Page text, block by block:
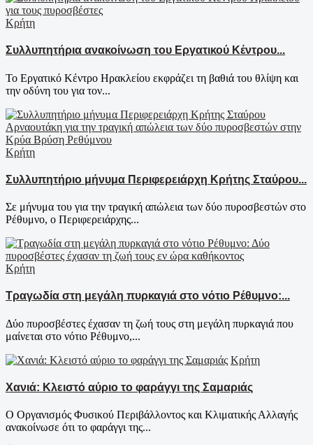
Κρήτη
Συλλυπητήρια ανακοίνωση του Εργατικού Κέντρου...
Το Εργατικό Κέντρο Ηρακλείου εκφράζει τη βαθιά του θλίψη και
την οδύνη του για τον...
Κρήτη
Συλλυπητήριο μήνυμα Περιφερειάρχη Κρήτης Σταύρου...
Σε μήνυμα του για την τραγική απώλεια των δύο πυροσβεστών στο
Ρέθυμνο, ο Περιφερειάρχης...
Κρήτη
Τραγωδία στη μεγάλη πυρκαγιά στο νότιο Ρέθυμνο:...
Δύο πυροσβέστες έχασαν τη ζωή τους στη μεγάλη πυρκαγιά που
μαίνεται στο νότιο Ρέθυμνο,...
Κρήτη
Χανιά: Κλειστό αύριο το φαράγγι της Σαμαριάς
Ο Οργανισμός Φυσικού Περιβάλλοντος και Κλιματικής Αλλαγής
ανακοίνωσε ότι το φαράγγι της...